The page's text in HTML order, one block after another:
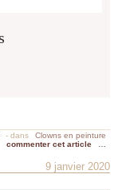
- dans
Clowns en peinture
commenter cet article
9 janvier 2020